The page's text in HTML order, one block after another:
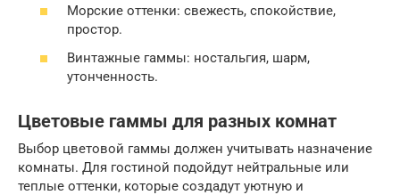
Морские оттенки: свежесть, спокойствие,
простор.
Винтажные гаммы: ностальгия, шарм,
утонченность.
Цветовые гаммы для разных комнат
Выбор цветовой гаммы должен учитывать назначение
комнаты. Для гостиной подойдут нейтральные или
теплые оттенки, которые создадут уютную и